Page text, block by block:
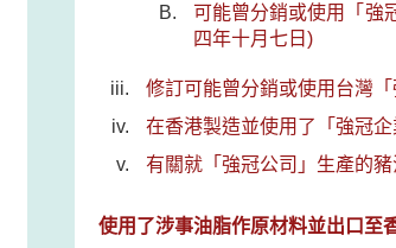
可能曾分銷或使用「強
四年十月七日)
修訂可能曾分銷或使用台灣
在香港製造並使用了「強冠
有關就「強冠公司」生產的
使用了涉事油脂作原材料並出口至